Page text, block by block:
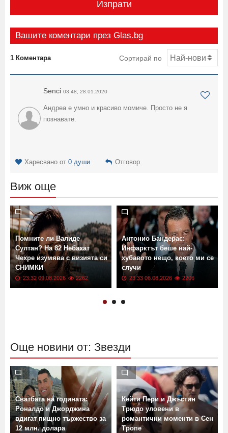
Изпрати
Вашите коментари през Glas.bg
1 Коментара Сортирай по
Senci 03:48, 28.01.2020
Андреа е умно и красиво момиче. Просто не я
познавате.
Харесвано от 0 души Отговор
Виж още
Помните ли Валиде
Султан? На 82 Небахат
Чехре изумява с визията си
СНИМКИ
23:32 09.08.2026 2262
Антонио Бандерас:
Инфарктът беше най-
хубавото нещо, което ми се
случи
23:33 06.08.2026 2206
Още новини от: Звезди
Сватбата на годината:
Роналдо и Джорджина
вдигат пищно тържество за
12 млн. долара
Кейти Пери и Джъстин
Трюдо уловени в
романтични моменти в Сен
Тропе